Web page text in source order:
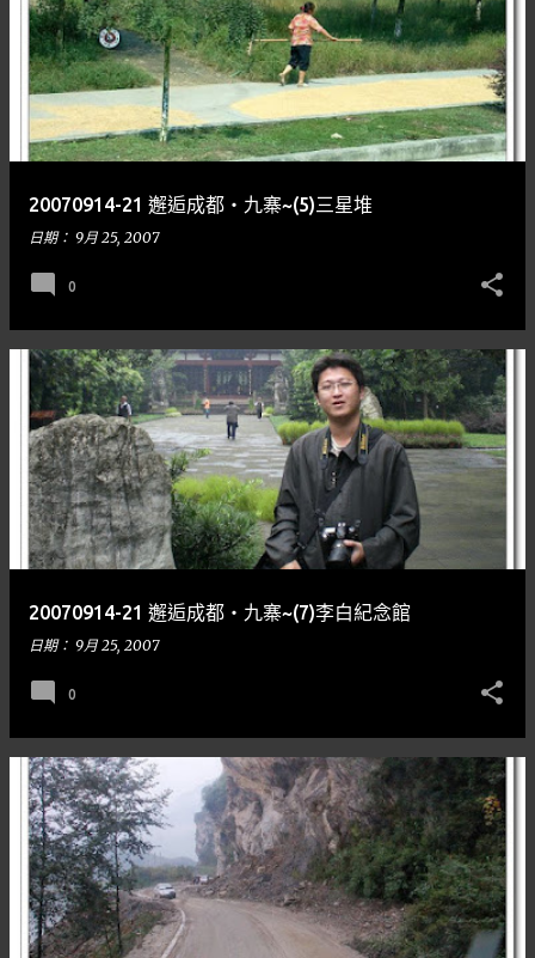
20070914-21 邂逅成都‧九寨~(5)三星堆
日期： 9月 25, 2007
0
20070914-21 邂逅成都‧九寨~(7)李白紀念館
日期： 9月 25, 2007
0